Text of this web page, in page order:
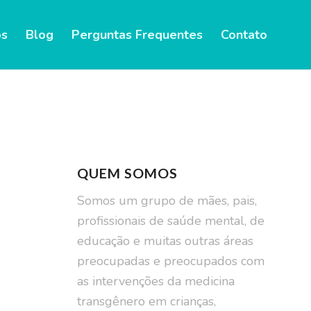
wp-content/themes/enfold/config-
Blog Perguntas Frequentes Contato
QUEM SOMOS
Somos um grupo de mães, pais,
profissionais de saúde mental, de
educação e muitas outras áreas
preocupadas e preocupados com
as intervenções da medicina
transgênero em crianças,